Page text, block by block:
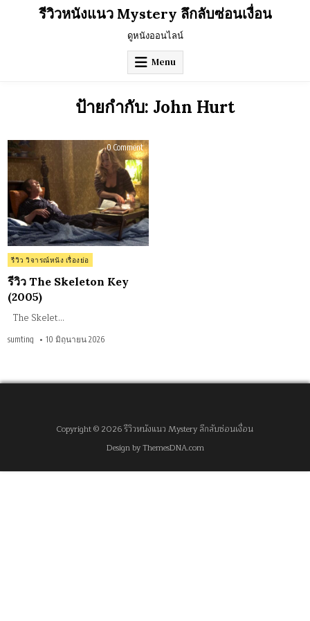
รีวิวหนังแนว Mystery ลึกลับซ่อนเงื่อน
ดูหนังออนไลน์
Menu
ป้ายกำกับ: John Hurt
0 Commenton
รีวิว
Skeleton
Key
(2005)
Posted
in
รีวิว วิจารณ์หนัง เรื่องย่อ
รีวิว The Skeleton Key
(2005)
The Skelet…
sumting 10 มิถุนายน 2026
Copyright © 2026 รีวิวหนังแนว Mystery ลึกลับซ่อนเงื่อน
Design by ThemesDNA.com